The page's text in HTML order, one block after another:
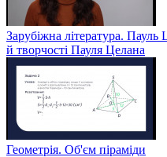
Зарубіжна література.
й творчості Пауля Целана
Геометрія. Об'єм піраміди